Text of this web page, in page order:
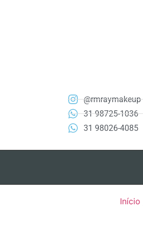
@rmraymakeup
31 98725-1036
31 98026-4085
Início